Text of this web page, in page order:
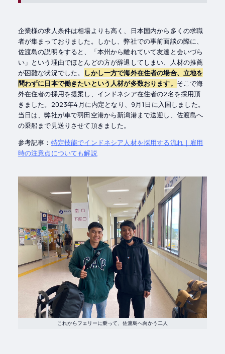
企業様の求人条件は相場よりも高く、日本国内から多くの求職
者が集まっておりました。しかし、弊社での事前面談の際に、
佐渡島の説明をすると、「本州から離れていて友達と会いづら
い」という理由でほとんどの方が辞退してしまい、人材の推薦
が困難な状況でした。 しかし一方で海外在住者の場合、立地を
問わずに日本で働きたいという人材が多数おります。 そこで海
外在住者の採用を提案し、インドネシア在住者の2名を採用頂
きました。2023年4月に内定となり、9月1日に入国しました。
当日は、弊社が車で羽田空港から新潟港まで送迎し、佐渡島へ
の乗船まで見送りさせて頂きました。
参考記事： 特定技能でインドネシア人材を採用する流れ｜雇用
時の注意点についても解説
これからフェリーに乗って、佐渡島へ向かう二人